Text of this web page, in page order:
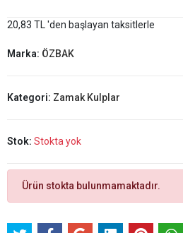
20,83 TL 'den başlayan taksitlerle
Marka: ÖZBAK
Kategori: Zamak Kulplar
Stok: Stokta yok
Ürün stokta bulunmamaktadır.